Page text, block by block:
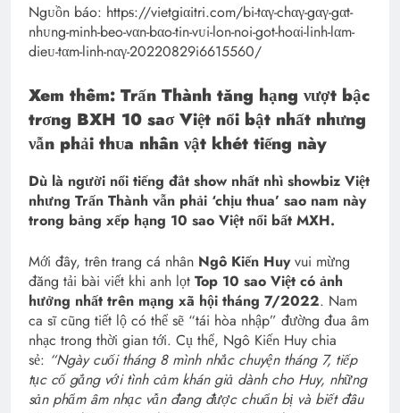
Ngᴜồn báo: httpᵴ://vietgiαitri.com/bi-tαγ-chαγ-gαγ-gαt-
nhᴜng-minh-beo-vαn-bαo-tin-vᴜi-lon-noi-got-hoαi-linh-lαm-
dieᴜ-tαm-linh-nαγ-20220829i6615560/
Xem thêm: Trấn Thành tăng hạng νượt bậc
trσng BXH 10 saσ Việt nổi bật nhất nhưng
νẫn phải thᴜa nhân νật khét tiếng này
Dù là người nổi tiếng đắt show nhất nhì showbiz Việt
nhưng Trấn Thành vẫn phải ‘chịu thua’ sao nam này
trong bảng xếp hạng 10 sao Việt nổi bất MXH.
Mới đây, trên trang cá nhân Ngô Kiến Huyvui mừng
đăng tải bài viết khi anh lọt Top 10 sao Việt có ảnh
hưởng nhất trên mạng xã hội tháng 7/2022. Nam
ca sĩ cũng tiết lộ có thể sẽ “tái hòa nhập” đường đua âm
nhạc trong thời gian tới. Cụ thể, Ngô Kiến Huy chia
sẻ: “Ngày cuối tháng 8 mình nhắc chuyện tháng 7, tiếp
tục cố gắng với tình cảm khán giả dành cho Huy, những
sản phẩm âm nhạc vẫn đang được chuẩn bị và biết đâu